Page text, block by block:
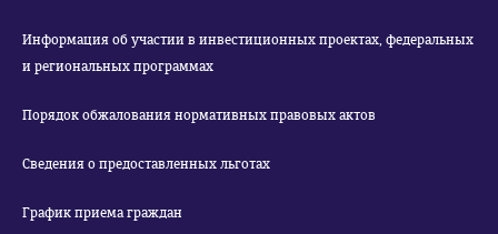
Информация об участии в инвестиционных проектах, федеральных
и региональных программах
Порядок обжалования нормативных правовых актов
Сведения о предоставленных льготах
График приема граждан